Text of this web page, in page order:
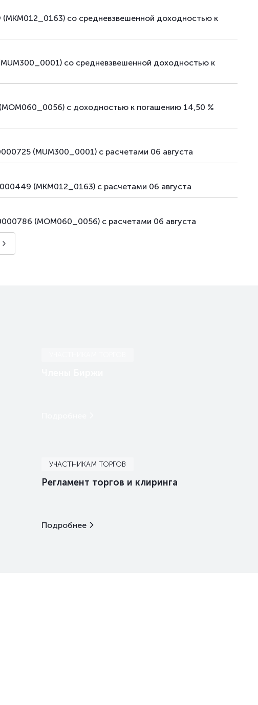
со средневзвешенной доходностью к
со средневзвешенной доходностью к
с доходностью к погашению 14,50 %
(MUM300_0001) с расчетами 06 августа
(MKM012_0163) с расчетами 06 августа
(MOM060_0056) с расчетами 06 августа
УЧАСТНИКАМ ТОРГОВ
Регламент торгов и клиринга
Подробнее